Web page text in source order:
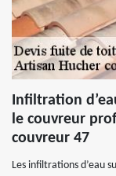
Infiltration
le couvreur
couvreur 47
Les infiltrations d’eau